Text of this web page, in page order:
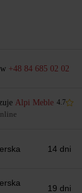
+48 84 685 02 02
Alpi Meble 4.7
14 dni
19 dni